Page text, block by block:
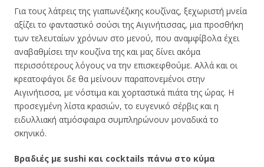
Για τους λάτρεις της γιαπωνέζικης κουζίνας, ξεχωριστή μνεία
αξίζει το φανταστικό σούσι της Αιγινήτισσας, μια προσθήκη
των τελευταίων χρόνων στο μενού, που αναμφίβολα έχει
αναβαθμίσει την κουζίνα της και μας δίνει ακόμα
περισσότερους λόγους να την επισκεφθούμε. Αλλά και οι
κρεατοφάγοι δε θα μείνουν παραπονεμένοι στην
Αιγινήτισσα, με νόστιμα και χορταστικά πιάτα της ώρας. Η
προσεγμένη λίστα κρασιών, το ευγενικό σέρβις και η
ειδυλλιακή ατμόσφαιρα συμπληρώνουν μοναδικά το
σκηνικό.
Βραδιές με sushi και cocktails πάνω στο κύμα